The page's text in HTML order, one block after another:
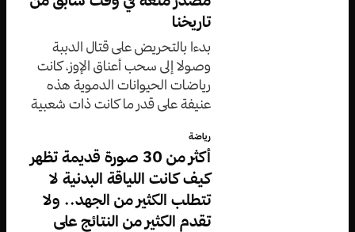
تاريخنا
بدءا بالتحريض على قتال الدببة
وصولا إلى سحب أعناق الإوز، كانت
رياضات الحيوانات الدموية هذه
عنيفة على قدر ما كانت ذات شعبية
رياضة
أكثر من 30 صورة قديمة تظهر
كيف كانت اللياقة البدنية لا
تتطلب الكثير من الجهد.. ولا
تقدم الكثير من النتائج على